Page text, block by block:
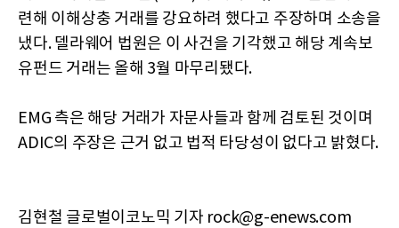
련해 이해상충 거래를 강요하려 했다고 주장하며 소송을
냈다. 델라웨어 법원은 이 사건을 기각했고 해당 계속보
유펀드 거래는 올해 3월 마무리됐다.
EMG 측은 해당 거래가 자문사들과 함께 검토된 것이며
ADIC의 주장은 근거 없고 법적 타당성이 없다고 밝혔다.
김현철 글로벌이코노믹 기자 rock@g-enews.com